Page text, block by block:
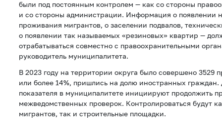
были под постоянным контролем — как со стороны
и со стороны администрации. Информация о появлении
проживания мигрантов, о заселении подвалов,
о появлении так называемых «резиновых» квартир —
отрабатываться совместно с правоохранительными
руководитель муниципалитета.
В 2023 году на территории округа было совершено 3529
или более 14%, пришлись на долю иностранных
показателя в муниципалитете инициируют продолжить
межведомственных проверок. Контролироваться будут
мигрантов, так и строительные площадки.